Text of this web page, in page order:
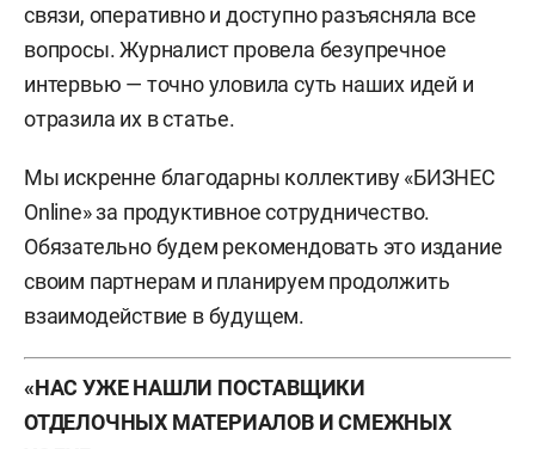
связи, оперативно и доступно разъясняла все
вопросы. Журналист провела безупречное
интервью — точно уловила суть наших идей и
отразила их в статье.
Мы искренне благодарны коллективу «БИЗНЕС
Online» за продуктивное сотрудничество.
Обязательно будем рекомендовать это издание
своим партнерам и планируем продолжить
взаимодействие в будущем.
«НАС УЖЕ НАШЛИ ПОСТАВЩИКИ
ОТДЕЛОЧНЫХ МАТЕРИАЛОВ И СМЕЖНЫХ